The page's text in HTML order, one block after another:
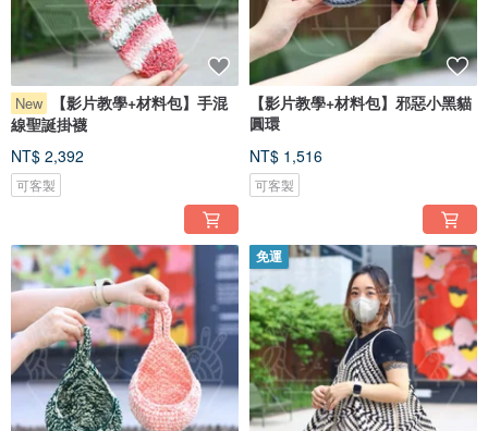
New
【影片教學+材料包】手混
線聖誕掛襪
NT$ 2,392
可客製
【影片教學+材料包】邪惡小黑貓
圓環
NT$ 1,516
可客製
免運